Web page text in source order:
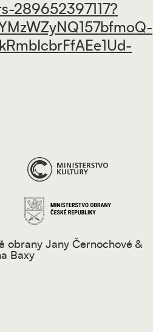
289652397117?
obrany Jany Černochové &
Baxy